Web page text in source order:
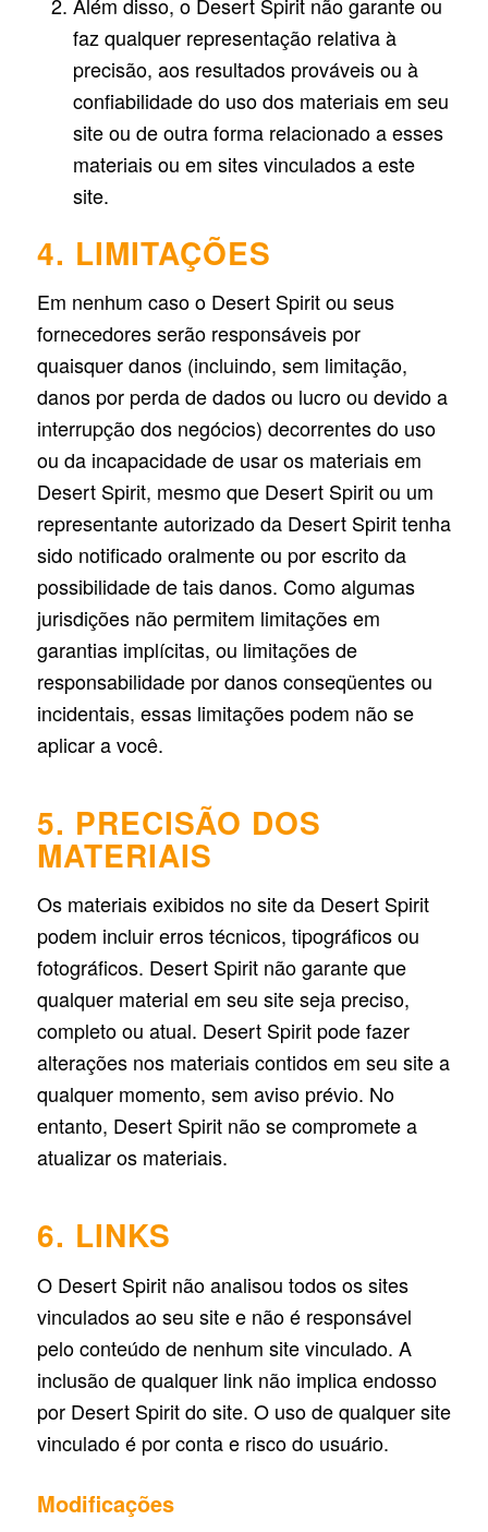
faz qualquer representação relativa à
precisão, aos resultados prováveis ​​ou à
confiabilidade do uso dos materiais em seu
site ou de outra forma relacionado a esses
materiais ou em sites vinculados a este
site.
4. LIMITAÇÕES
Em nenhum caso o Desert Spirit ou seus
fornecedores serão responsáveis ​​por
quaisquer danos (incluindo, sem limitação,
danos por perda de dados ou lucro ou devido a
interrupção dos negócios) decorrentes do uso
ou da incapacidade de usar os materiais em
Desert Spirit, mesmo que Desert Spirit ou um
representante autorizado da Desert Spirit tenha
sido notificado oralmente ou por escrito da
possibilidade de tais danos. Como algumas
jurisdições não permitem limitações em
garantias implícitas, ou limitações de
responsabilidade por danos conseqüentes ou
incidentais, essas limitações podem não se
aplicar a você.
5. PRECISÃO DOS
MATERIAIS
Os materiais exibidos no site da Desert Spirit
podem incluir erros técnicos, tipográficos ou
fotográficos. Desert Spirit não garante que
qualquer material em seu site seja preciso,
completo ou atual. Desert Spirit pode fazer
alterações nos materiais contidos em seu site a
qualquer momento, sem aviso prévio. No
entanto, Desert Spirit não se compromete a
atualizar os materiais.
6. LINKS
O Desert Spirit não analisou todos os sites
vinculados ao seu site e não é responsável
pelo conteúdo de nenhum site vinculado. A
inclusão de qualquer link não implica endosso
por Desert Spirit do site. O uso de qualquer site
vinculado é por conta e risco do usuário.
Modificações